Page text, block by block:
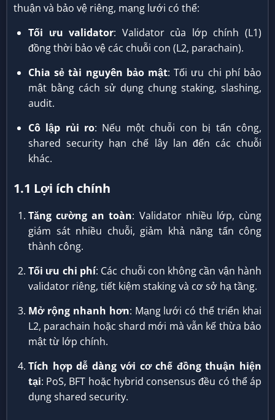
thuận và bảo vệ riêng, mạng lưới có thể:
Tối ưu validator: Validator của lớp chính (L1)
đồng thời bảo vệ các chuỗi con (L2, parachain).
Chia sẻ tài nguyên bảo mật: Tối ưu chi phí bảo
mật bằng cách sử dụng chung staking, slashing,
audit.
Cô lập rủi ro: Nếu một chuỗi con bị tấn công,
shared security hạn chế lây lan đến các chuỗi
khác.
1.1 Lợi ích chính
Tăng cường an toàn: Validator nhiều lớp, cùng
giám sát nhiều chuỗi, giảm khả năng tấn công
thành công.
Tối ưu chi phí: Các chuỗi con không cần vận hành
validator riêng, tiết kiệm staking và cơ sở hạ tầng.
Mở rộng nhanh hơn: Mạng lưới có thể triển khai
L2, parachain hoặc shard mới mà vẫn kế thừa bảo
mật từ lớp chính.
Tích hợp dễ dàng với cơ chế đồng thuận hiện
tại: PoS, BFT hoặc hybrid consensus đều có thể áp
dụng shared security.